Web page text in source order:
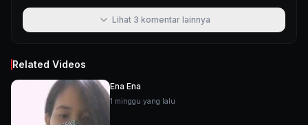
Lihat 3 komentar lainnya
Related Videos
Ena Ena
1 minggu yang lalu